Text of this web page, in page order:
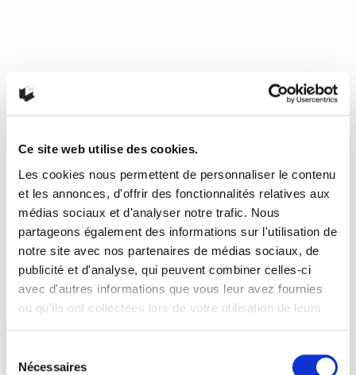
Ce site web utilise des cookies.
Les cookies nous permettent de personnaliser le contenu
et les annonces, d'offrir des fonctionnalités relatives aux
médias sociaux et d'analyser notre trafic. Nous
partageons également des informations sur l'utilisation de
notre site avec nos partenaires de médias sociaux, de
publicité et d'analyse, qui peuvent combiner celles-ci
avec d'autres informations que vous leur avez fournies
ou qu'ils ont collectées lors de votre utilisation de leurs
Nécessaires
de deviner à quels animaux appartiennent d’étranges
paires d’yeux, des ailes colorées, des peaux, pelages et
carapaces aux textures variées, etc. La deuxième partie du
différentes espèces méconnues et rares : L’Aye-Aye, le
encore!
Dès 3 ans.
20 décembre 2016